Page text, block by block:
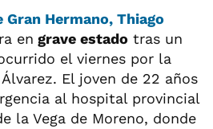
Hermano, Thiago
en grave estado tras un
el viernes por la
El joven de 22 años
al hospital provincial
la Vega de Moreno, donde